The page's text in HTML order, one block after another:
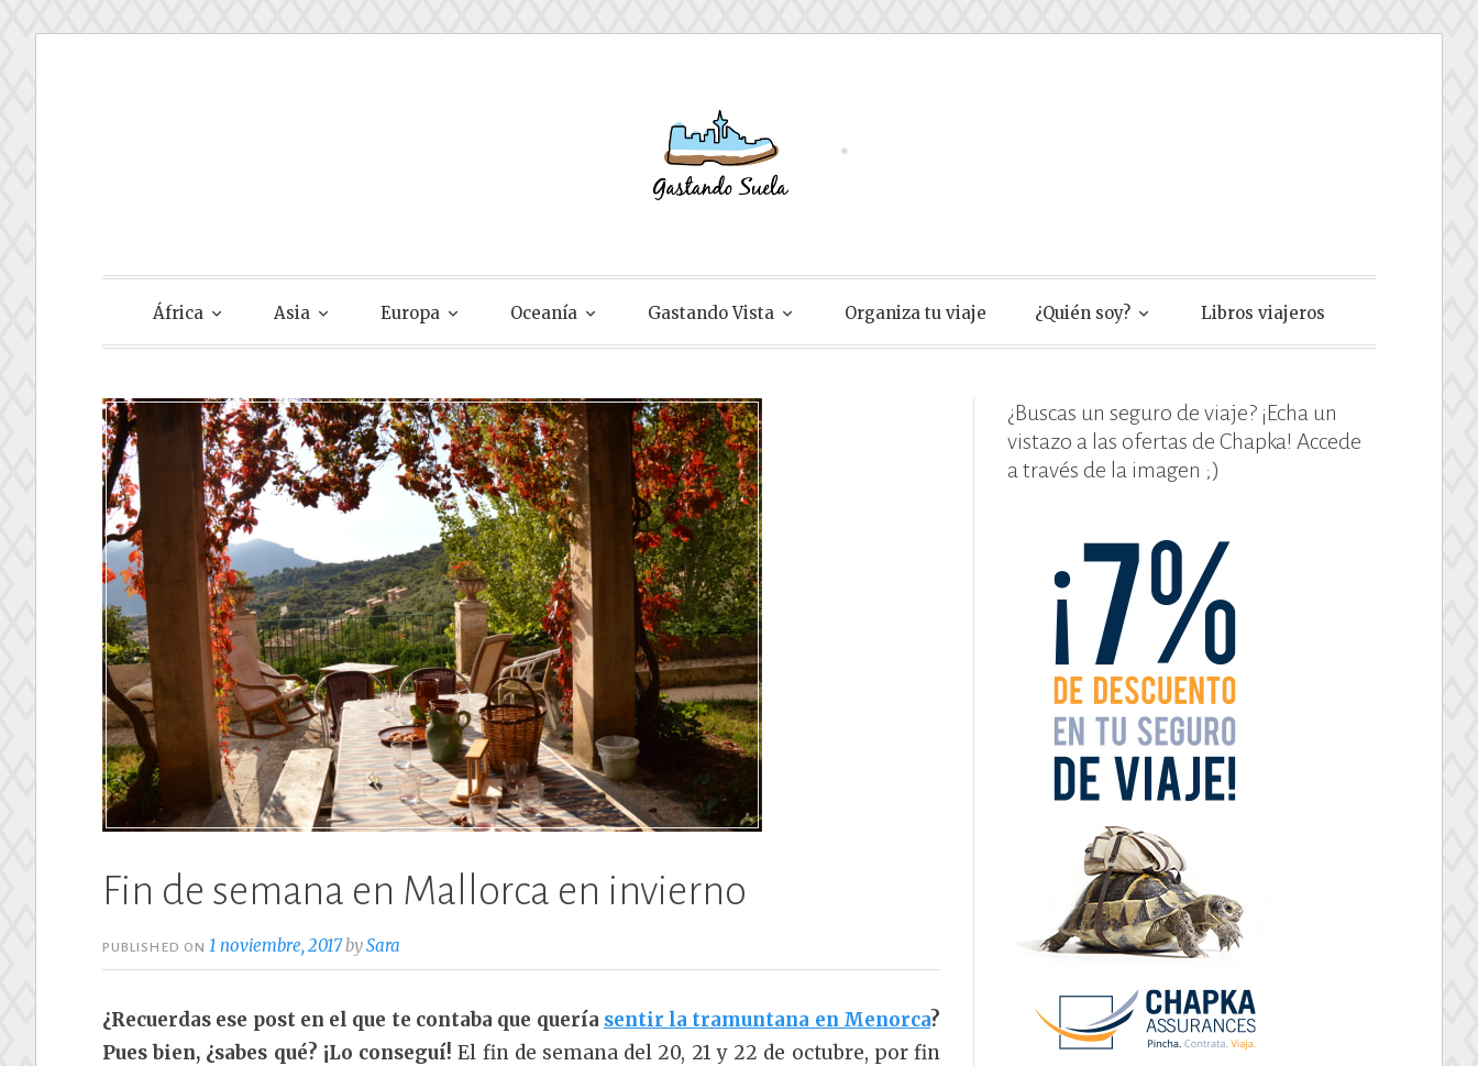
Gastando Suela
África Asia Europa Oceanía Gastando Vista Organiza tu viaje ¿Quién soy? Libros viajeros
Fin de semana en Mallorca en invierno
PUBLISHED ON1 noviembre, 2017bySara
¿Recuerdas ese post en el que te contaba que quería sentir la tramuntana en Menorca?
Pues bien, ¿sabes qué? ¡Lo conseguí! El fin de semana del 20, 21 y 22 de octubre, por fin
¿Buscas un seguro de viaje? ¡Echa un
vistazo a las ofertas de Chapka! Accede
a través de la imagen ;)